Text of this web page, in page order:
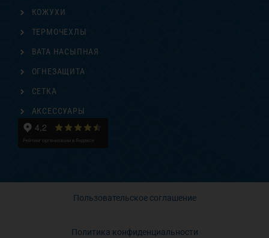
КОЖУХИ
ТЕРМОЧЕХЛЫ
ВАТА НАСЫПНАЯ
ОГНЕЗАЩИТА
СЕТКА
АКСЕССУАРЫ
Пользовательское соглашение
Политика конфиденциальности